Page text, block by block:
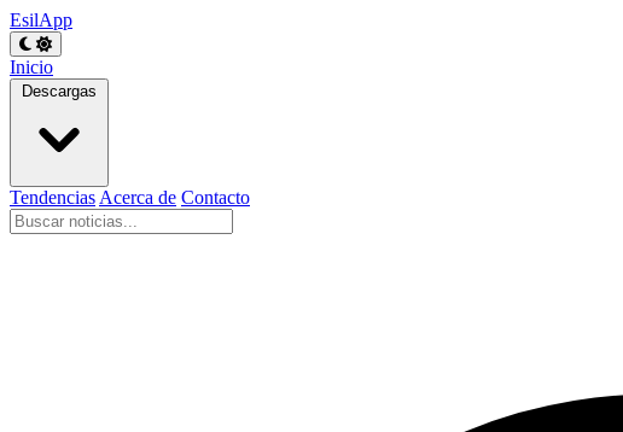
EsilApp
Inicio
Descargas
Tendencias Acerca de Contacto